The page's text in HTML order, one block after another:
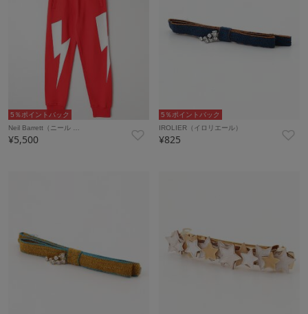
5％ポイントバック
Neil Barrett（ニール …
¥5,500
5％ポイントバック
IROLIER（イロリエール）
¥825